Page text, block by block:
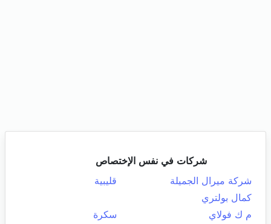
شركات في نفس الإختصاص
شركة ميرال الجميلة
قليبية
كمال بولتري
م ك فولاي
سكرة